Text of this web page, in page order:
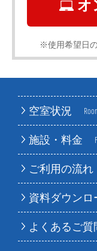
空室状況
施設・料金
ご利用の流れ
資料ダウンロ
よくあるご質
オ
※使用希望日